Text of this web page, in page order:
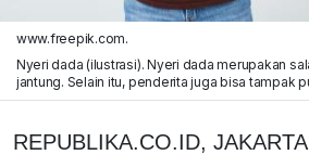
www.freepik.com.
Nyeri dada (ilustrasi). Nyeri dada merupakan
jantung. Selain itu, penderita juga bisa tampak
REPUBLIKA.CO.ID,